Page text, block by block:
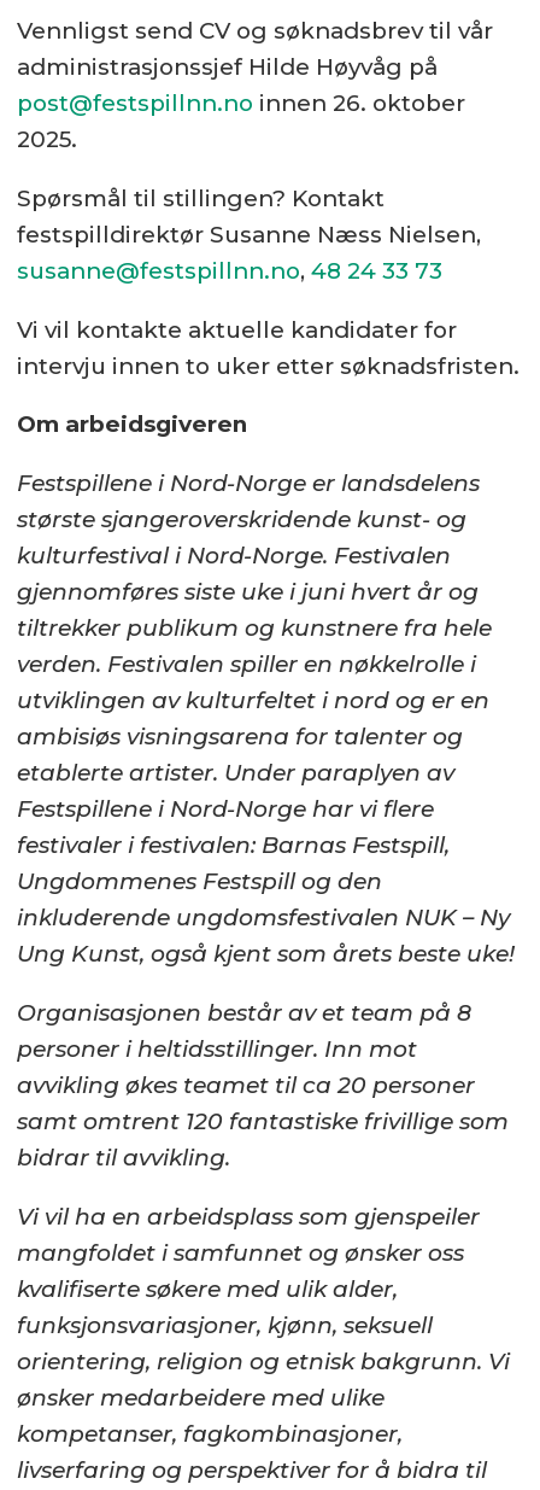
Vennligst send CV og søknadsbrev til vår
administrasjonssjef Hilde Høyvåg på
post@festspillnn.no innen 26. oktober
2025.
Spørsmål til stillingen? Kontakt
festspilldirektør Susanne Næss Nielsen,
susanne@festspillnn.no, 48 24 33 73
Vi vil kontakte aktuelle kandidater for
intervju innen to uker etter søknadsfristen.
Om arbeidsgiveren
Festspillene i Nord-Norge er landsdelens
største sjangeroverskridende kunst- og
kulturfestival i Nord-Norge. Festivalen
gjennomføres siste uke i juni hvert år og
tiltrekker publikum og kunstnere fra hele
verden. Festivalen spiller en nøkkelrolle i
utviklingen av kulturfeltet i nord og er en
ambisiøs visningsarena for talenter og
etablerte artister. Under paraplyen av
Festspillene i Nord-Norge har vi flere
festivaler i festivalen: Barnas Festspill,
Ungdommenes Festspill og den
inkluderende ungdomsfestivalen NUK – Ny
Ung Kunst, også kjent som årets beste uke!
Organisasjonen består av et team på 8
personer i heltidsstillinger. Inn mot
avvikling økes teamet til ca 20 personer
samt omtrent 120 fantastiske frivillige som
bidrar til avvikling.
Vi vil ha en arbeidsplass som gjenspeiler
mangfoldet i samfunnet og ønsker oss
kvalifiserte søkere med ulik alder,
funksjonsvariasjoner, kjønn, seksuell
orientering, religion og etnisk bakgrunn. Vi
ønsker medarbeidere med ulike
kompetanser, fagkombinasjoner,
livserfaring og perspektiver for å bidra til